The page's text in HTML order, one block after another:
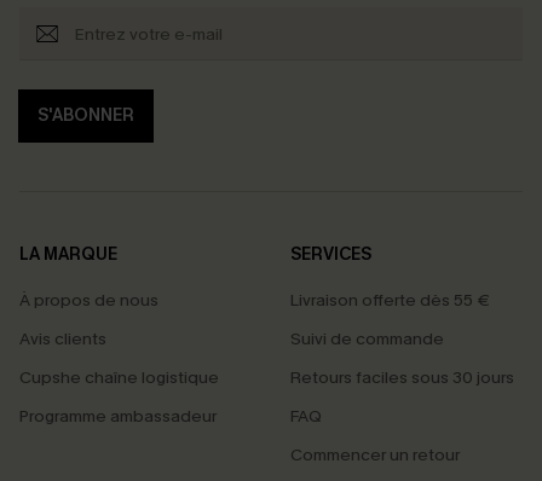
S'ABONNER
LA MARQUE
À propos de nous
Avis clients
Cupshe chaîne logistique
Programme ambassadeur
SERVICES
Livraison offerte dès 55 €
Suivi de commande
Retours faciles sous 30 jours
FAQ
Commencer un retour